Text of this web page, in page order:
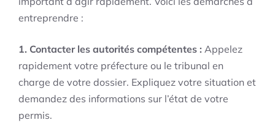
entreprendre :
1. Contacter les autorités compétentes : Appelez
rapidement votre préfecture ou le tribunal en
charge de votre dossier. Expliquez votre situation et
demandez des informations sur l’état de votre
permis.